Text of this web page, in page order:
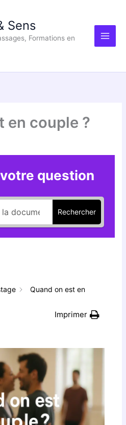
Sens
Formations en
en couple ?
question
Rechercher
Quand on est en
Imprimer